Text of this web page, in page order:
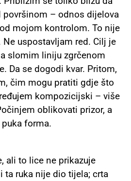
površinom – odnos dijelova
mojom kontrolom. To nije
Ne uspostavljam red. Cilj je
slomim liniju zgrčenom
Da se dogodi kvar. Pritom,
čim mogu pratiti gdje što
kompozicijski – više
oblikovati prizor, a
forma.
ali to lice ne prikazuje
ta ruka nije dio tijela; crta